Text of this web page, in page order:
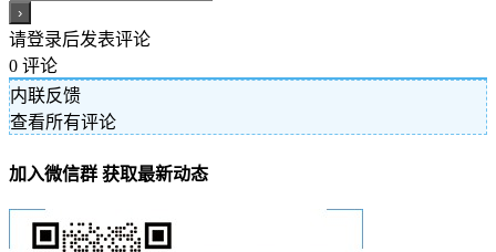
请登录后发表评论
0 评论
内联反馈
查看所有评论
加入微信群 获取最新动态